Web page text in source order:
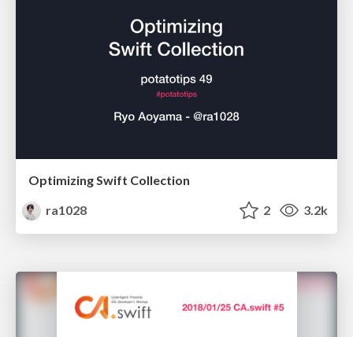
Optimizing Swift Collection
ra1028
2 3.2k